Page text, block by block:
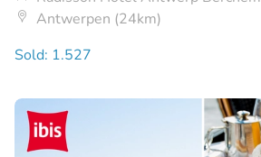
Antwerpen (24km)
Sold: 1.527